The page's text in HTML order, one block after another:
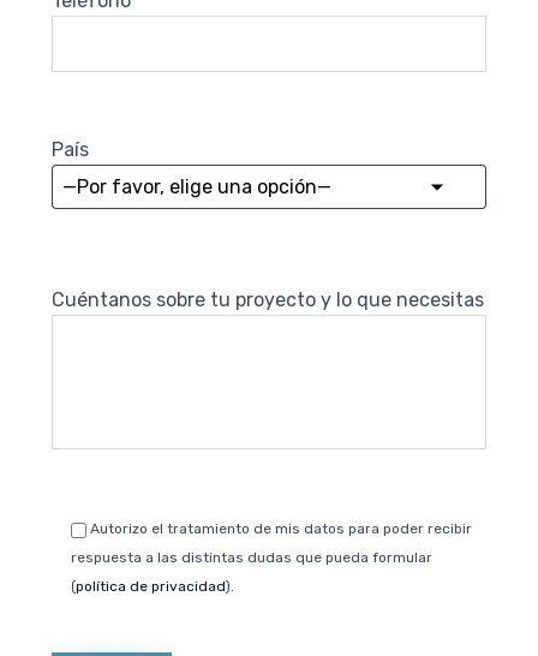
País
Cuéntanos sobre tu proyecto y lo que necesitas
Autorizo el tratamiento de mis datos para poder recibir
respuesta a las distintas dudas que pueda formular
(política de privacidad).